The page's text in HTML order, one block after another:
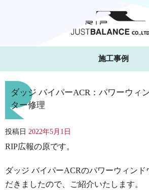
施工事例
ダッジ バイパーACR：パワーウィ
ター修理
投稿日 2022年5月1日
RIP広報の原です。
ダッジ バイパーACRのパワーウィンド
だきましたので、ご紹介いたします。